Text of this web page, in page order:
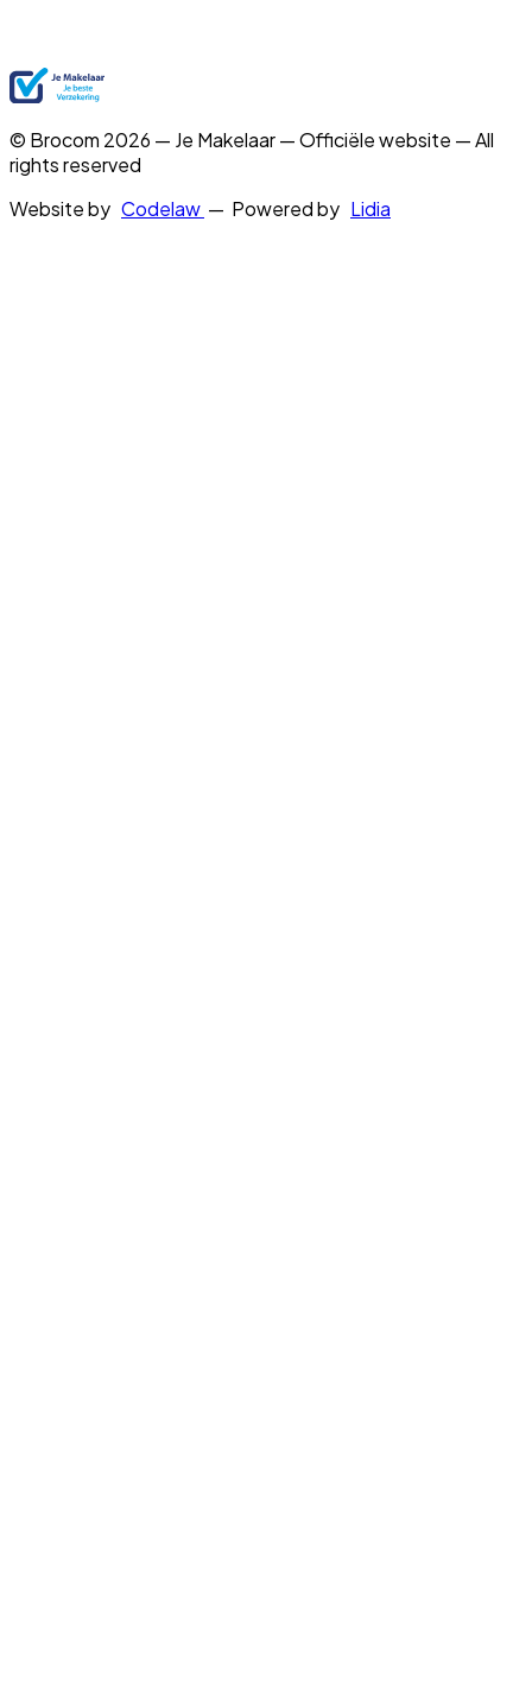
© Brocom 2026 — Je Makelaar — Officiële website — All
rights reserved
Website by Codelaw — Powered by Lidia